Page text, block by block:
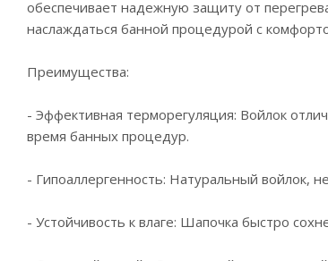
обеспечивает надежную защиту от
наслаждаться банной процедурой с
Преимущества:
- Эффективная терморегуляция: Войлок
время банных процедур.
- Гипоаллергенность: Натуральный войлок,
- Устойчивость к влаге: Шапочка быстро